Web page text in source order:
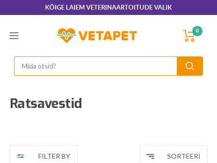
sisu
KÕIGE LAIEM VETERINAARTOITUDE VALIK
Menüü
VetaPet.com 0
Ratsavestid
FILTER BY SORTEERI